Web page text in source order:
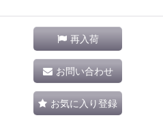
再入荷
お問い合わせ
お気に入り登録